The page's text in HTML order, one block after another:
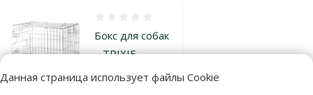
Данная страница использует файлы Cookie
Бокс для собак
– TRIXIE